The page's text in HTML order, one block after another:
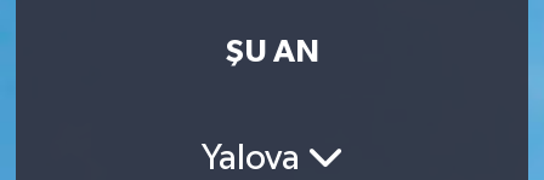
ŞU AN
Yalova